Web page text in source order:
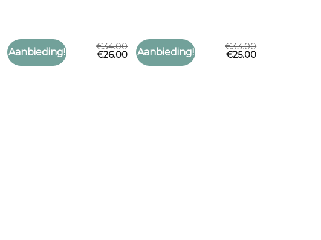
Aanbieding!
Toevoegen
SJAAL RUIT
sjaal ruit
€34.00
€26.00 Aanbieding!
Toevoegen
SJAAL RUIT
sjaal ruit
€33.00
€25.00